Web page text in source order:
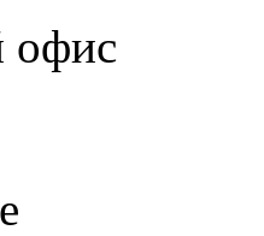
офис